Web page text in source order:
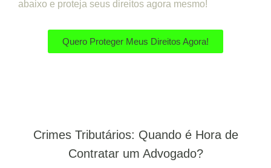
abaixo e proteja seus direitos agora mesmo!
Quero Proteger Meus Direitos Agora!
Crimes Tributários: Quando é Hora de
Contratar um Advogado?